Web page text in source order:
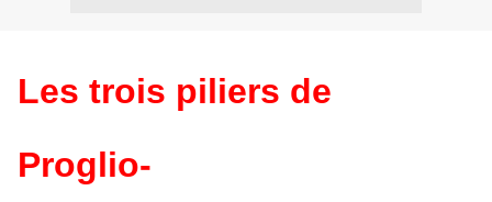
Les trois piliers de
Proglio-